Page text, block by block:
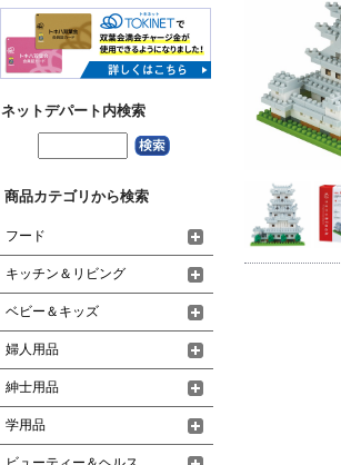
ネットデパート内検索
商品カテゴリから検索
フード
キッチン＆リビング
ベビー＆キッズ
婦人用品
紳士用品
学用品